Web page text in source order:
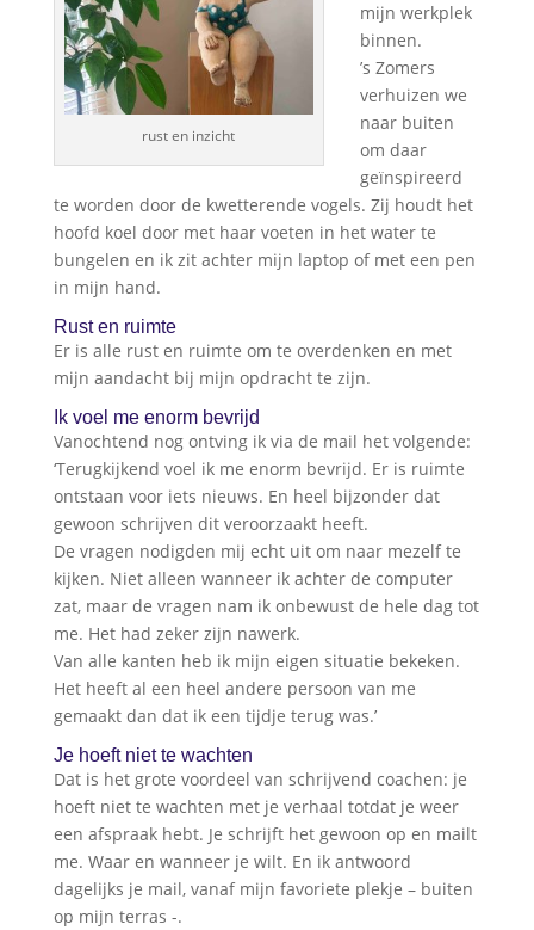
rust en inzicht
mijn werkplek
binnen.
’s Zomers
verhuizen we
naar buiten
om daar
geïnspireerd
te worden door de kwetterende vogels. Zij houdt het
hoofd koel door met haar voeten in het water te
bungelen en ik zit achter mijn laptop of met een pen
in mijn hand.
Rust en ruimte
Er is alle rust en ruimte om te overdenken en met
mijn aandacht bij mijn opdracht te zijn.
Ik voel me enorm bevrijd
Vanochtend nog ontving ik via de mail het volgende:
‘Terugkijkend voel ik me enorm bevrijd. Er is ruimte
ontstaan voor iets nieuws. En heel bijzonder dat
gewoon schrijven dit veroorzaakt heeft.
De vragen nodigden mij echt uit om naar mezelf te
kijken. Niet alleen wanneer ik achter de computer
zat, maar de vragen nam ik onbewust de hele dag tot
me. Het had zeker zijn nawerk.
Van alle kanten heb ik mijn eigen situatie bekeken.
Het heeft al een heel andere persoon van me
gemaakt dan dat ik een tijdje terug was.’
Je hoeft niet te wachten
Dat is het grote voordeel van schrijvend coachen: je
hoeft niet te wachten met je verhaal totdat je weer
een afspraak hebt. Je schrijft het gewoon op en mailt
me. Waar en wanneer je wilt. En ik antwoord
dagelijks je mail, vanaf mijn favoriete plekje – buiten
op mijn terras -.